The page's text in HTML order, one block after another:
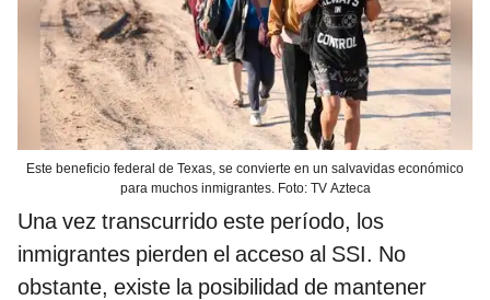
Este beneficio federal de Texas, se convierte en un salvavidas económico
para muchos inmigrantes. Foto: TV Azteca
Una vez transcurrido este período, los
inmigrantes pierden el acceso al SSI. No
obstante, existe la posibilidad de mantener